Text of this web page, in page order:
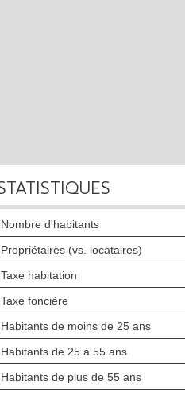
STATISTIQUES
Nombre d'habitants
Propriétaires (vs. locataires)
Taxe habitation
Taxe foncière
Habitants de moins de 25 ans
Habitants de 25 à 55 ans
Habitants de plus de 55 ans